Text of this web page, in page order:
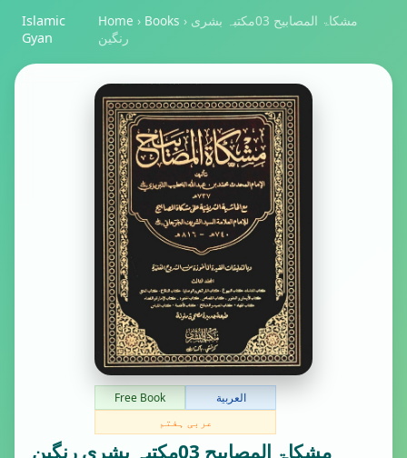
Islamic
Gyan
Home › Books › مشکاۃ المصابیح 03مکتبہ بشری
رنگین
Free Book
العربية
عربی ہفتم
مشکاۃ المصابیح 03مکتبہ بشری رنگین